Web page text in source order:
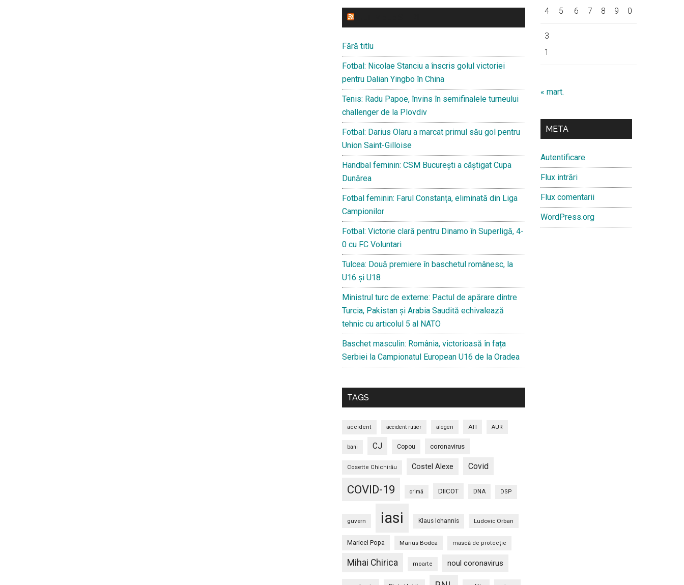
Fără titlu
Fotbal: Nicolae Stanciu a înscris golul victoriei
pentru Dalian Yingbo în China
Tenis: Radu Papoe, învins în semifinalele turneului
challenger de la Plovdiv
Fotbal: Darius Olaru a marcat primul său gol pentru
Union Saint-Gilloise
Handbal feminin: CSM București a câștigat Cupa
Dunărea
Fotbal feminin: Farul Constanța, eliminată din Liga
Campionilor
Fotbal: Victorie clară pentru Dinamo în Superligă, 4-
0 cu FC Voluntari
Tulcea: Două premiere în baschetul românesc, la
U16 și U18
Ministrul turc de externe: Pactul de apărare dintre
Turcia, Pakistan și Arabia Saudită echivalează
tehnic cu articolul 5 al NATO
Baschet masculin: România, victorioasă în fața
Serbiei la Campionatul European U16 de la Oradea
TAGS
accident accident rutier alegeri ATI AUR
bani CJ Copou coronavirus
Cosette Chichirău Costel Alexe Covid
COVID-19 crimă DIICOT DNA DSP
guvern iasi Klaus Iohannis Ludovic Orban
Maricel Popa Marius Bodea mască de protecție
Mihai Chirica moarte noul coronavirus
4
5
6
7
8
9
0
3
1
« mart.
META
Autentificare
Flux intrări
Flux comentarii
WordPress.org